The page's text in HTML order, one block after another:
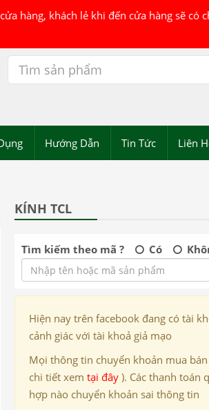
hàng, khách lẻ khi đến cửa hàng sẽ
Hướng Dẫn Tin Tức Liên
KÍNH TCL
Tìm kiếm theo mã ? Có
Hiện nay trên facebook đang có tài
cảnh giác với tài khoả giả mạo
Mọi thông tin chuyển khoản mua
chi tiết xem tại đây ). Các thanh toán
hợp nào chuyển khoản sai thông tin